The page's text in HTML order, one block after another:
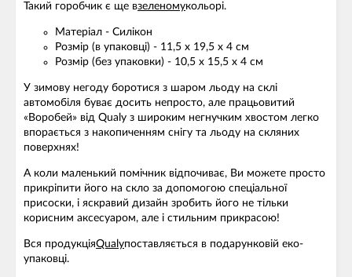
Такий горобчик є ще взеленомукольорі.
Матеріал - Силікон
Розмір (в упаковці) - 11,5 x 19,5 x 4 см
Розмір (без упаковки) - 10,5 x 15,5 x 4 см
У зимову негоду боротися з шаром льоду на склі
автомобіля буває досить непросто, але працьовитий
«Воробей» від Qualy з широким негнучким хвостом легко
впорається з накопиченням снігу та льоду на скляних
поверхнях!
А коли маленький помічник відпочиває, Ви можете просто
прикріпити його на скло за допомогою спеціальної
присоски, і яскравий дизайн зробить його не тільки
корисним аксесуаром, але і стильним прикрасою!
Вся продукціяQualyпоставляється в подарунковій еко-
упаковці.